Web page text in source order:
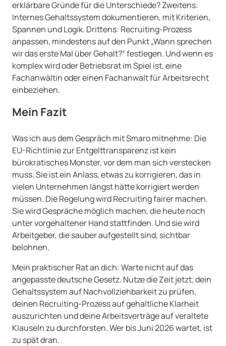
erklärbare Gründe für die Unterschiede? Zweitens:
Internes Gehaltssystem dokumentieren, mit Kriterien,
Spannen und Logik. Drittens: Recruiting-Prozess
anpassen, mindestens auf den Punkt „Wann sprechen
wir das erste Mal über Gehalt?“ festlegen. Und wenn es
komplex wird oder Betriebsrat im Spiel ist, eine
Fachanwältin oder einen Fachanwalt für Arbeitsrecht
einbeziehen.
Mein Fazit
Was ich aus dem Gespräch mit Smaro mitnehme: Die
EU-Richtlinie zur Entgelttransparenz ist kein
bürokratisches Monster, vor dem man sich verstecken
muss. Sie ist ein Anlass, etwas zu korrigieren, das in
vielen Unternehmen längst hätte korrigiert werden
müssen. Die Regelung wird Recruiting fairer machen.
Sie wird Gespräche möglich machen, die heute noch
unter vorgehaltener Hand stattfinden. Und sie wird
Arbeitgeber, die sauber aufgestellt sind, sichtbar
belohnen.
Mein praktischer Rat an dich: Warte nicht auf das
angepasste deutsche Gesetz. Nutze die Zeit jetzt, dein
Gehaltssystem auf Nachvollziehbarkeit zu prüfen,
deinen Recruiting-Prozess auf gehaltliche Klarheit
auszurichten und deine Arbeitsverträge auf veraltete
Klauseln zu durchforsten. Wer bis Juni 2026 wartet, ist
zu spät dran.